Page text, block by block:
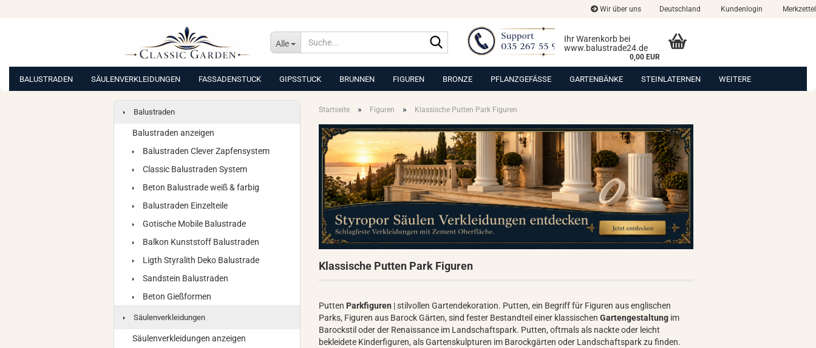
Wir über uns Deutschland Kundenlogin Merkzettel
Alle
Suche...
Ihr Warenkorb bei
www.balustrade24.de
0,00 EUR
BALUSTRADEN SÄULENVERKLEIDUNGEN FASSADENSTUCK GIPSSTUCK BRUNNEN FIGUREN BRONZE PFLANZGEFÄSSE GARTENBÄNKE STEINLATERNEN WEITERE
Startseite » Figuren » Klassische Putten Park Figuren
Klassische Putten Park Figuren
Putten Parkfiguren | stilvollen Gartendekoration. Putten, ein Begriff für Figuren aus englischen
Parks, Figuren aus Barock Gärten, sind fester Bestandteil einer klassischenGartengestaltung im
Barockstil oder der Renaissance im Landschaftspark. Putten, oftmals als nackte oder leicht
bekleidete Kinderfiguren, als Gartenskulpturen im Barockgärten oder Landschaftspark zu finden.
Balustraden
Balustraden anzeigen
Balustraden Clever Zapfensystem
Classic Balustraden System
Beton Balustrade weiß & farbig
Balustraden Einzelteile
Gotische Mobile Balustrade
Balkon Kunststoff Balustraden
Ligth Styralith Deko Balustrade
Sandstein Balustraden
Beton Gießformen
Säulenverkleidungen
Säulenverkleidungen anzeigen